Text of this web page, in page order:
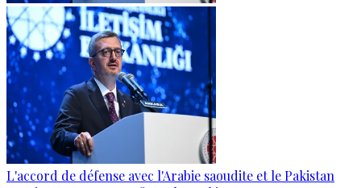
L'accord de défense avec l'Arabie saoudite et le Pakistan